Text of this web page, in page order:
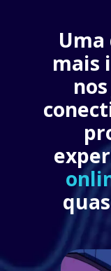
Uma
mais